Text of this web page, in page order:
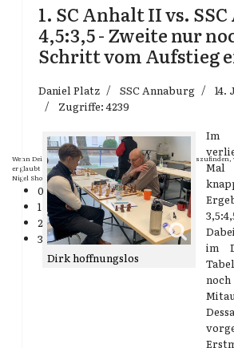
Wenn Dein Gegner Dir ein Remis anbietet, versuch herauszufinden,
er glaubt schlechter zu stehen.
Nigel Short
0
1
2
3
1. SC Anhalt II vs.
4,5:3,5 - Zweite nur
Schritt vom Aufstieg
Daniel Platz SSC Annaburg
14.
Zugriffe: 4239
Dirk hoffnungslos
Im
im